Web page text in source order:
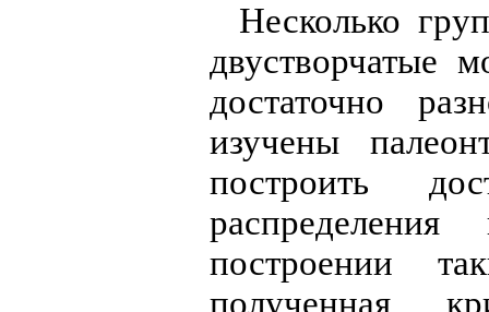
Несколько
двустворчатые
достаточно
изучены
построить
построении
полученная